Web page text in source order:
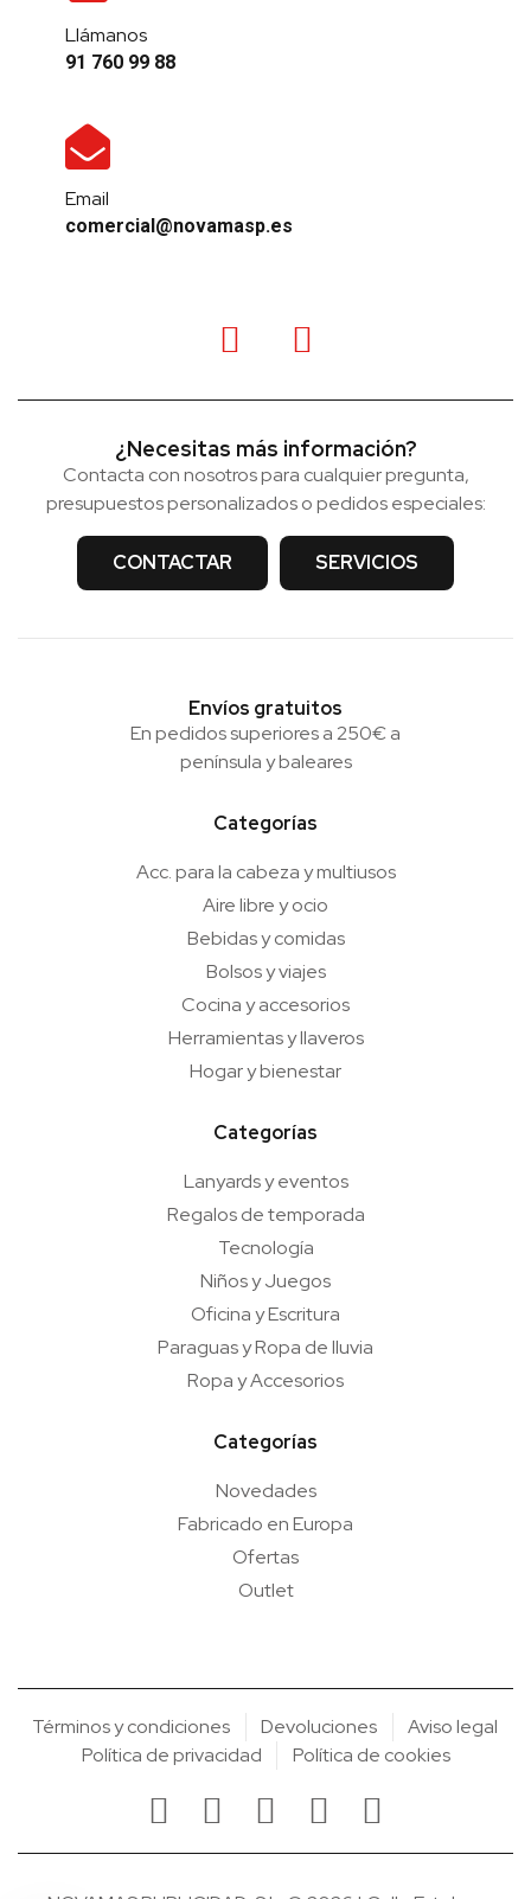
Llámanos
91 760 99 88
Email
comercial@novamasp.es
¿Necesitas más información?
Contacta con nosotros para cualquier pregunta,
presupuestos personalizados o pedidos especiales:
CONTACTAR SERVICIOS
Envíos gratuitos
En pedidos superiores a 250€ a
península y baleares
Categorías
Acc. para la cabeza y multiusos
Aire libre y ocio
Bebidas y comidas
Bolsos y viajes
Cocina y accesorios
Herramientas y llaveros
Hogar y bienestar
Categorías
Lanyards y eventos
Regalos de temporada
Tecnología
Niños y Juegos
Oficina y Escritura
Paraguas y Ropa de lluvia
Ropa y Accesorios
Categorías
Novedades
Fabricado en Europa
Ofertas
Outlet
Términos y condiciones Devoluciones
Aviso legal
Política de privacidad
Política de cookies